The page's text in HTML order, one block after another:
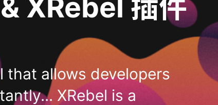
XRebel 插件
that allows developers
XRebel is a